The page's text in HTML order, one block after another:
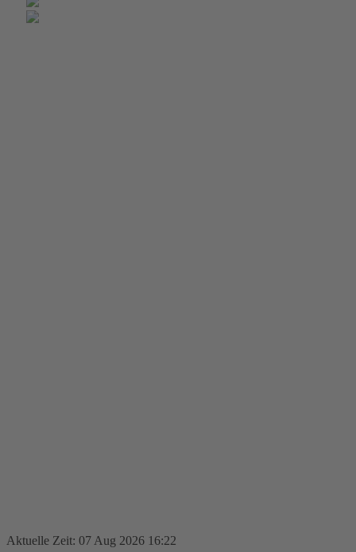
Aktuelle Zeit: 07 Aug 2026 16:22